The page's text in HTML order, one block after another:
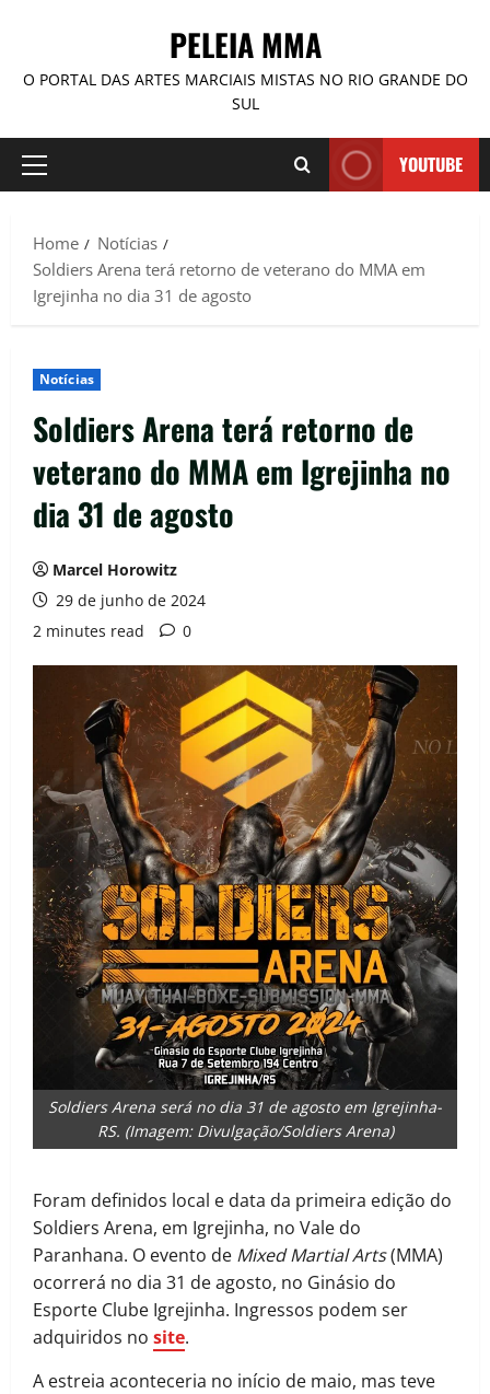
PELEIA MMA
O PORTAL DAS ARTES MARCIAIS MISTAS NO RIO GRANDE DO
SUL
YOUTUBE
Home
Notícias
Soldiers Arena terá retorno de veterano do MMA em
Igrejinha no dia 31 de agosto
Notícias
Soldiers Arena terá retorno de
veterano do MMA em Igrejinha no
dia 31 de agosto
Marcel Horowitz
29 de junho de 2024
2 minutes read
0
Soldiers Arena será no dia 31 de agosto em Igrejinha-
RS. (Imagem: Divulgação/Soldiers Arena)
Foram definidos local e data da primeira edição do
Soldiers Arena, em Igrejinha, no Vale do
Paranhana. O evento de Mixed Martial Arts(MMA)
ocorrerá no dia 31 de agosto, no Ginásio do
Esporte Clube Igrejinha. Ingressos podem ser
adquiridos no site.
A estreia aconteceria no início de maio, mas teve